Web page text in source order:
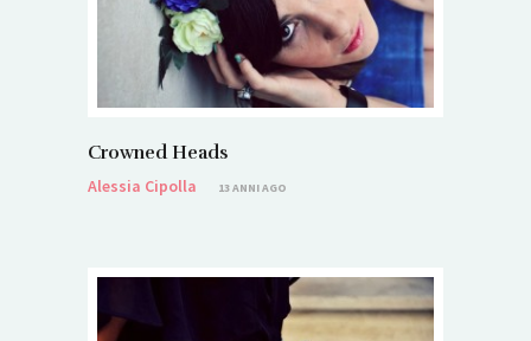
Crowned Heads
Alessia Cipolla
13 ANNI AGO